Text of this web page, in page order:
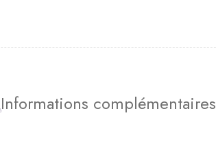
Informations complémentaires